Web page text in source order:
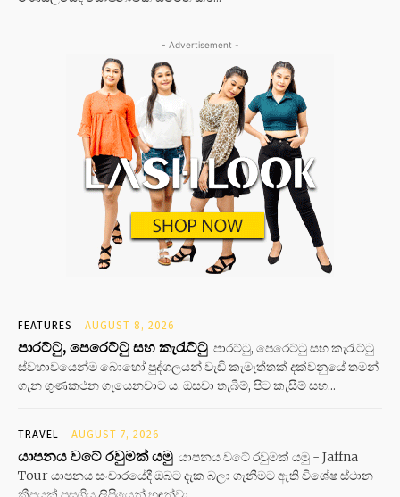
- Advertisement -
FEATURES AUGUST 8, 2026
පාරට්ටු, පෙරෙට්ටු සහ කැරැට්ටු පාරට්ටු, පෙරෙට්ටු සහ කැරැට්ටු
ස්වභාවයෙන්ම බොහෝ පුද්ගලයන් වැඩි කැමැත්තක් දක්වනුයේ තමන්
ගැන ගුණකථන ගැයෙනවාට ය. ඔසවා තැබීම්, පිට කැසීම් සහ...
TRAVEL AUGUST 7, 2026
යාපනය වටේ රවුමක් යමු යාපනය වටේ රවුමක් යමු - Jaffna
Tour යාපනය සංචාරයේදී ඔබට දැක බලා ගැනීමට ඇති විශේෂ ස්ථාන